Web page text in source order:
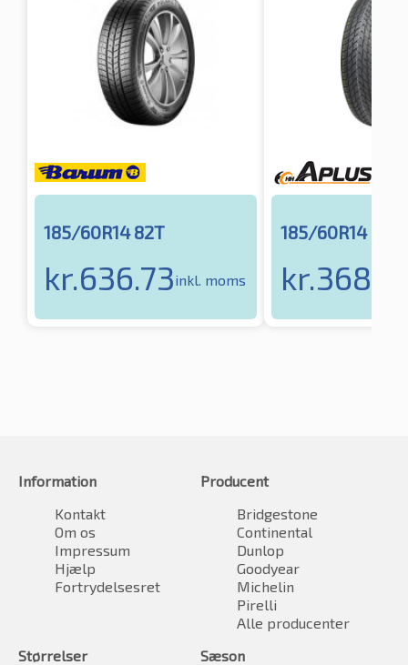
185/60R14 82T
kr.636.73inkl. moms
185/60R14 82T
kr.
Information
Kontakt
Om os
Impressum
Hjælp
Fortrydelsesret
Producent
Bridgestone
Continental
Dunlop
Goodyear
Michelin
Pirelli
Alle producenter
Størrelser
Sæson